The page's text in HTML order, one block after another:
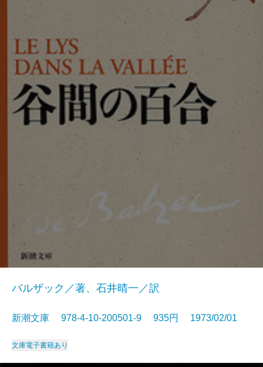
バルザック／著、石井晴一／訳
新潮文庫 978-4-10-200501-9 935円 1973/02/01
文庫電子書籍あり